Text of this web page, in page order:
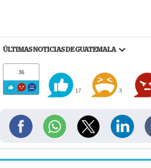
ÚLTIMAS NOTICIAS DE GUATEMALA
36
17 3